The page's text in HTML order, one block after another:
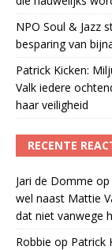
NPO Soul & Jazz
besparing van
Patrick Kicken:
Valk iedere
haar veiligheid
RECENTE
Jari de Domme op
wel naast Mattie
dat niet vanwege
Robbie op Patrick